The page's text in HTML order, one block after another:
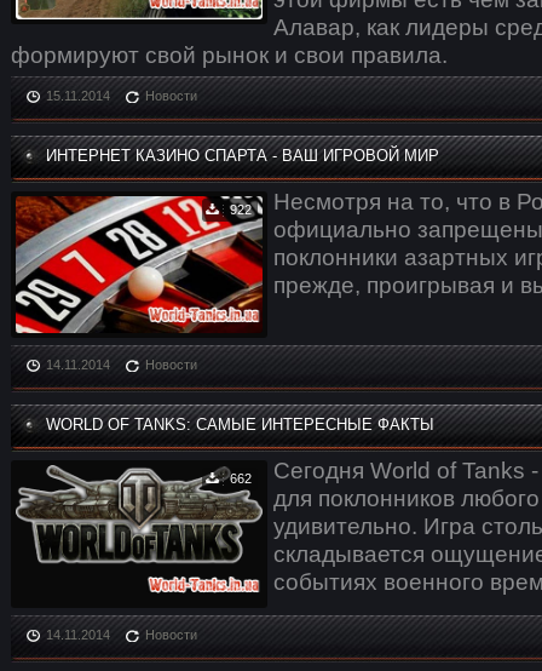
Алавар, как лидеры
формируют свой рынок и свои правила.
15.11.2014 Новости
ИНТЕРНЕТ КАЗИНО СПАРТА - ВАШ ИГРОВОЙ МИР
922
Несмотря на то, что в
официально
поклонники азартных
прежде, проигрывая и
14.11.2014 Новости
WORLD OF TANKS: САМЫЕ ИНТЕРЕСНЫЕ ФАКТЫ
662
Сегодня World of Tanks
для поклонников
удивительно. Игра
складывается
событиях военного
14.11.2014 Новости